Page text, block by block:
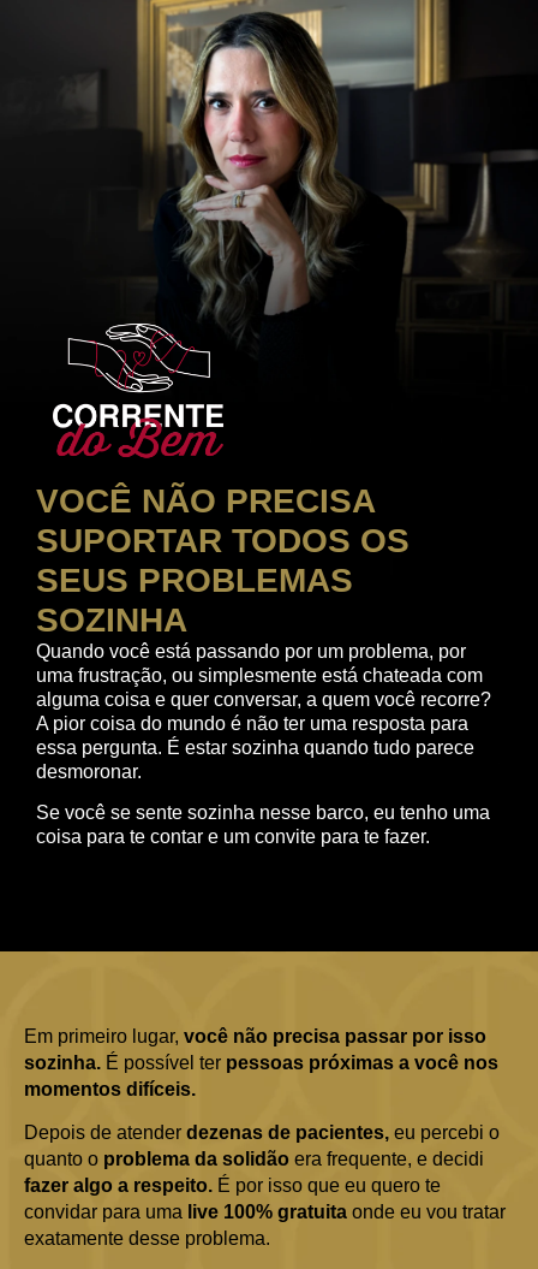
VOCÊ NÃO PRECISA
SUPORTAR TODOS OS
SEUS PROBLEMAS
SOZINHA
Quando você está passando por um problema, por
uma frustração, ou simplesmente está chateada com
alguma coisa e quer conversar, a quem você recorre?
A pior coisa do mundo é não ter uma resposta para
essa pergunta. É estar sozinha quando tudo parece
desmoronar.
Se você se sente sozinha nesse barco, eu tenho uma
coisa para te contar e um convite para te fazer.
Em primeiro lugar, você não precisa passar por isso
sozinha. É possível ter pessoas próximas a você nos
momentos difíceis.
Depois de atender dezenas de pacientes, eu percebi o
quanto o problema da solidão era frequente, e decidi
fazer algo a respeito. É por isso que eu quero te
convidar para uma live 100% gratuita onde eu vou tratar
exatamente desse problema.